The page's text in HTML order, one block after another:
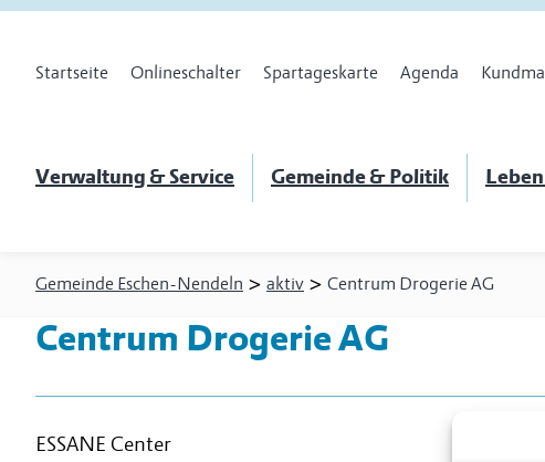
Startseite Onlineschalter Spartageskarte Agenda
Verwaltung & Service Gemeinde & Politik
Gemeinde Eschen-Nendeln > aktiv > Centrum Drogerie AG
Centrum Drogerie AG
ESSANE Center